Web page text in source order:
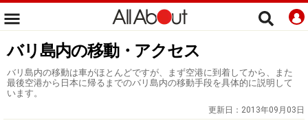
バリ島内の移動・アクセス
バリ島内の移動は車がほとんどですが、まず空港に到着してから、また
最後空港から日本に帰るまでのバリ島内の移動手段を具体的に説明して
います。
更新日： 2013年09月03日